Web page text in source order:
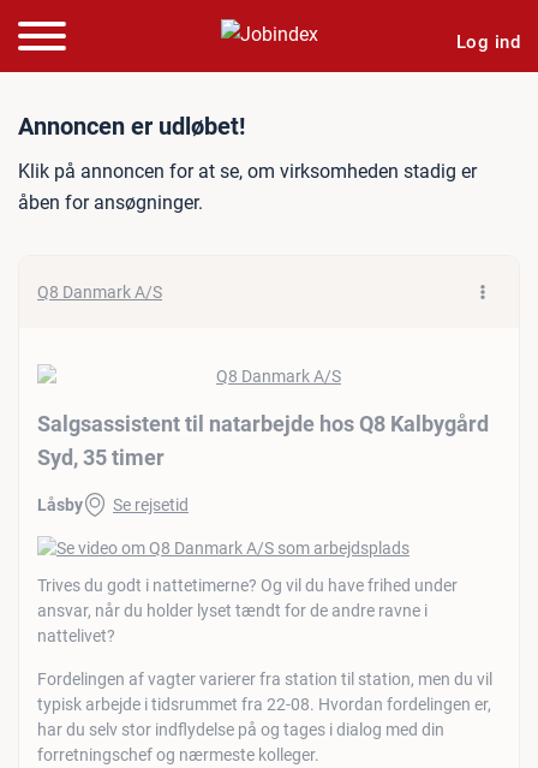
Log ind
Jobannonce:
Annoncen er udløbet!
Klik på annoncen for at se, om virksomheden stadig er
åben for ansøgninger.
Q8 Danmark A/S
Salgsassistent til natarbejde hos Q8 Kalbygård
Syd, 35 timer
Låsby Se rejsetid
Trives du godt i nattetimerne? Og vil du have frihed under
ansvar, når du holder lyset tændt for de andre ravne i
nattelivet?
Fordelingen af vagter varierer fra station til station, men du vil
typisk arbejde i tidsrummet fra 22-08. Hvordan fordelingen er,
har du selv stor indflydelse på og tages i dialog med din
forretningschef og nærmeste kolleger.